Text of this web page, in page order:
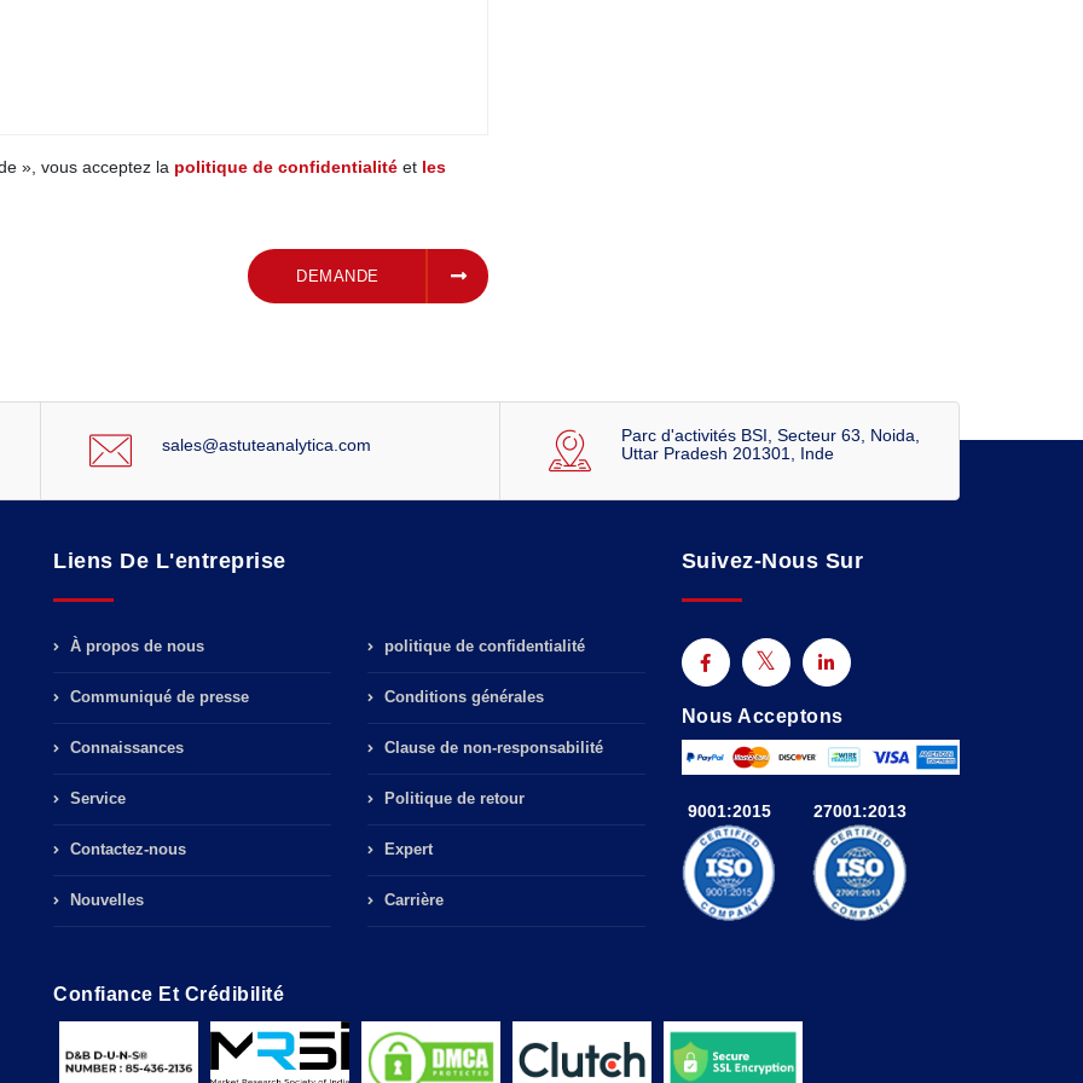
», vous acceptez la politique de confidentialité et les
DEMANDE
sales@astuteanalytica.com
Parc d'activités BSI, Secteur 63, Noida,
Uttar Pradesh 201301, Inde
Liens De L'entreprise
À propos de nous
Communiqué de presse
Connaissances
Service
Contactez-nous
Nouvelles
politique de confidentialité
Conditions générales
Clause de non-responsabilité
Politique de retour
Expert
Carrière
Suivez-Nous Sur
Nous Acceptons
9001:2015 27001:2013
Confiance Et Crédibilité